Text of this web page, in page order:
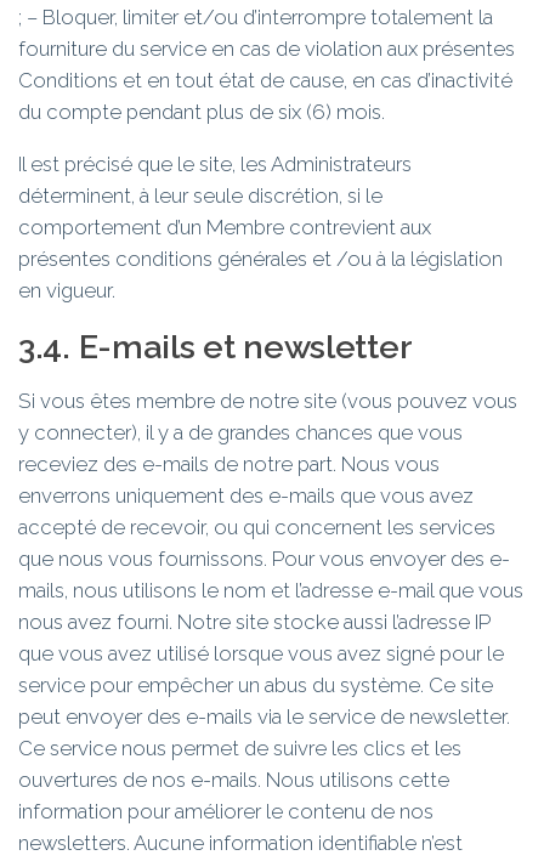
; – Bloquer, limiter et/ou d’interrompre totalement la
fourniture du service en cas de violation aux présentes
Conditions et en tout état de cause, en cas d’inactivité
du compte pendant plus de six (6) mois.
Il est précisé que le site, les Administrateurs
déterminent, à leur seule discrétion, si le
comportement d’un Membre contrevient aux
présentes conditions générales et /ou à la législation
en vigueur.
3.4. E-mails et newsletter
Si vous êtes membre de notre site (vous pouvez vous
y connecter), il y a de grandes chances que vous
receviez des e-mails de notre part. Nous vous
enverrons uniquement des e-mails que vous avez
accepté de recevoir, ou qui concernent les services
que nous vous fournissons. Pour vous envoyer des e-
mails, nous utilisons le nom et l’adresse e-mail que vous
nous avez fourni. Notre site stocke aussi l’adresse IP
que vous avez utilisé lorsque vous avez signé pour le
service pour empêcher un abus du système. Ce site
peut envoyer des e-mails via le service de newsletter.
Ce service nous permet de suivre les clics et les
ouvertures de nos e-mails. Nous utilisons cette
information pour améliorer le contenu de nos
newsletters. Aucune information identifiable n’est